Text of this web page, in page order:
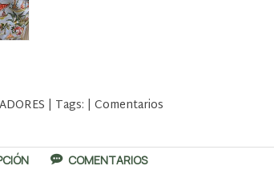
| Tags: | Comentarios
COMENTARIOS